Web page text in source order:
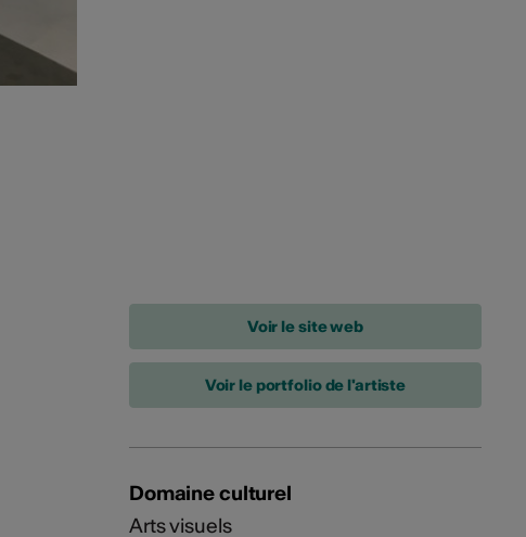
Voir le portfolio de l'artiste
Domaine culturel
Arts visuels